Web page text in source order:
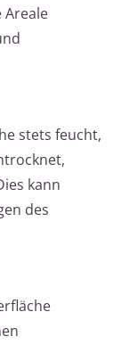
Areale
stets feucht,
kann
des